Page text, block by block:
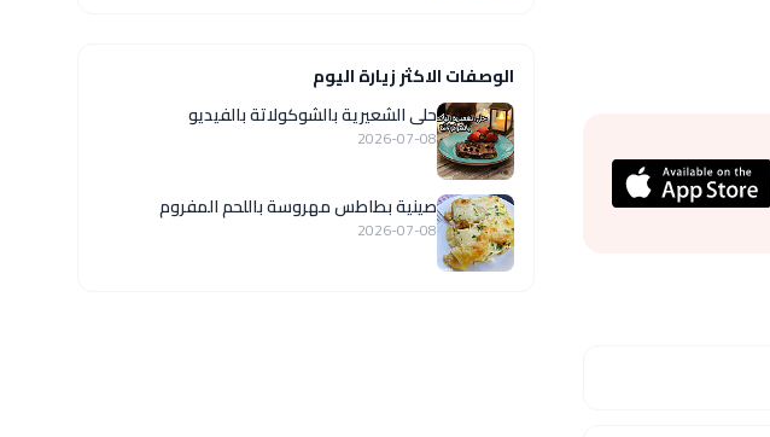
الوصفات الاكثر زيارة اليوم
حلى الشعيرية بالشوكولاتة بالفيديو
2026-07-08
صينية بطاطس مهروسة باللحم المفروم
2026-07-08